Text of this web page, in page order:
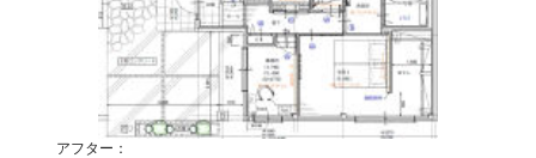
アフター：